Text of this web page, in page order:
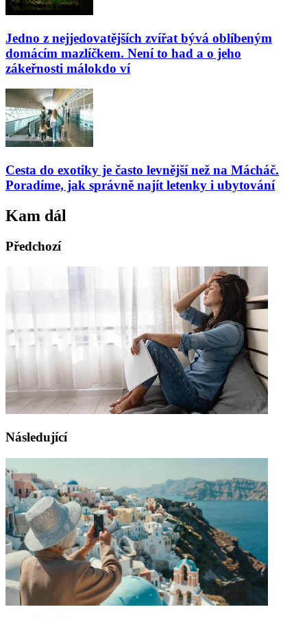
Jedno z nejjedovatějších zvířat bývá oblíbeným
domácím mazlíčkem. Není to had a o jeho
zákeřnosti málokdo ví
Cesta do exotiky je často levnější než na Mácháč.
Poradíme, jak správně najít letenky i ubytování
Kam dál
Předchozí
Následující